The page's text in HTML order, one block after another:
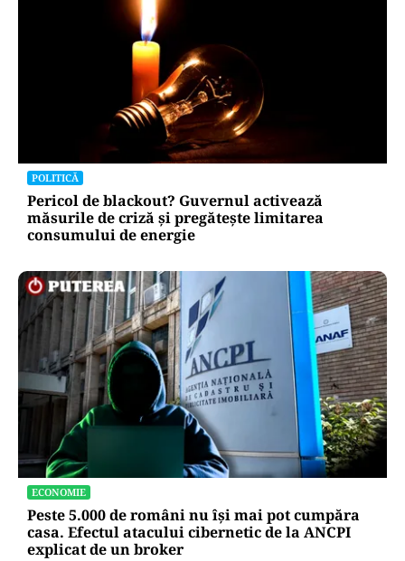
POLITICĂ
Pericol de blackout? Guvernul activează
măsurile de criză și pregătește limitarea
consumului de energie
ECONOMIE
Peste 5.000 de români nu își mai pot cumpăra
casa. Efectul atacului cibernetic de la ANCPI
explicat de un broker